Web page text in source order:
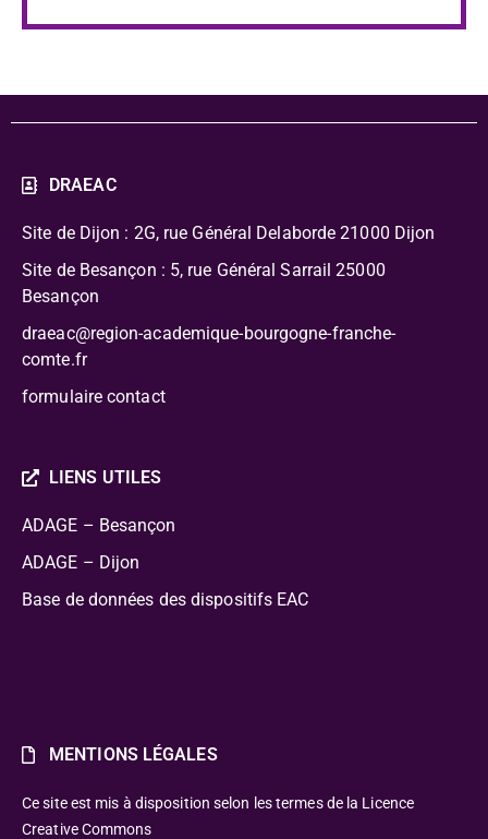
DRAEAC
Site de Dijon : 2G, rue Général Delaborde 21000 Dijon
Site de Besançon : 5, rue Général Sarrail 25000
Besançon
draeac@region-academique-bourgogne-franche-
comte.fr
formulaire contact
LIENS UTILES
ADAGE – Besançon
ADAGE – Dijon
Base de données des dispositifs EAC
MENTIONS LÉGALES
Ce site est mis à disposition selon les termes de la Licence
Creative Commons